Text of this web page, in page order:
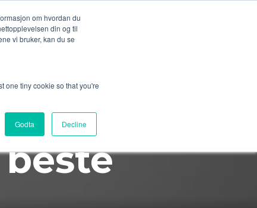
om hvordan du
din og til
vi bruker, kan du se
one tiny cookie so that you're
Godta Decline